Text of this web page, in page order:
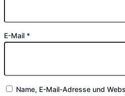
E-Mail *
Name, E-Mail-Adresse und